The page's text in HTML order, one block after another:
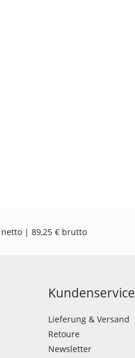
| 89,25 € brutto
Kundenservice
Lieferung & Versand
Retoure
Newsletter